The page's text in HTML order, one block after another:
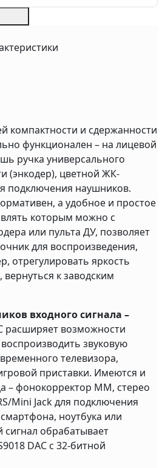
компактности и сдержанности
функционален – на лицевой
ручка универсального
(энкодер), цветной ЖК-
подключения наушников.
а удобное и простое
которым можно с
или пульта ДУ, позволяет
для воспроизведения,
отрегулировать яркость
к заводским
входного сигнала –
расширяет возможности
звуковую
телевизора,
приставки. Имеются и
– фонокорректор ММ, стерео
Mini Jack для подключения
ноутбука или
обрабатывает
DAC с 32-битной